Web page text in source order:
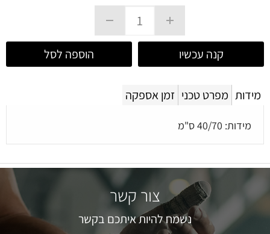
קנה עכשיו הוספה לסל
מידות מפרט טכני זמן אספקה
מידות: 40/70 ס"מ
צור קשר
נשמח להיות איתכם בקשר